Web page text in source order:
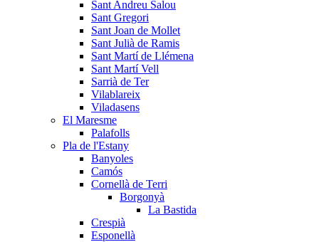
Sant Andreu Salou
Sant Gregori
Sant Joan de Mollet
Sant Julià de Ramis
Sant Martí de Llémena
Sant Martí Vell
Sarrià de Ter
Vilablareix
Viladasens
El Maresme
Palafolls
Pla de l'Estany
Banyoles
Camós
Cornellà de Terri
Borgonyà
La Bastida
Crespià
Esponellà